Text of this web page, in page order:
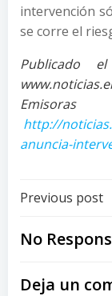
intervención
se corre el
Publicado
http://
anuncia-
Post
Previous post
No
Deja un